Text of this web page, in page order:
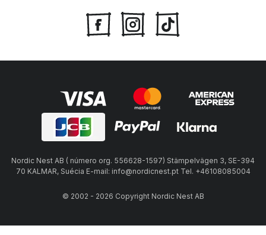
Nordic Nest AB ( número org. 556628-1597) Stämpelvägen 3, SE-394
70 KALMAR, Suécia E-mail: info@nordicnest.pt Tel. +46108085004
© 2002 - 2026 Copyright Nordic Nest AB